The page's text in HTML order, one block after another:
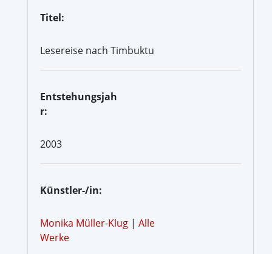
Titel:
Lesereise nach Timbuktu
Entstehungsjah
r:
2003
Künstler-/in:
Monika Müller-Klug | Alle
Werke